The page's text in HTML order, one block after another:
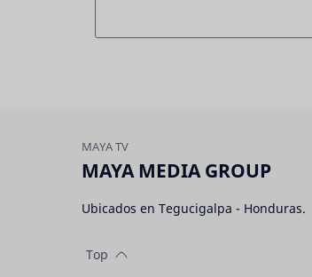
MAYA MEDIA GROUP
Ubicados en Tegucigalpa - Honduras.